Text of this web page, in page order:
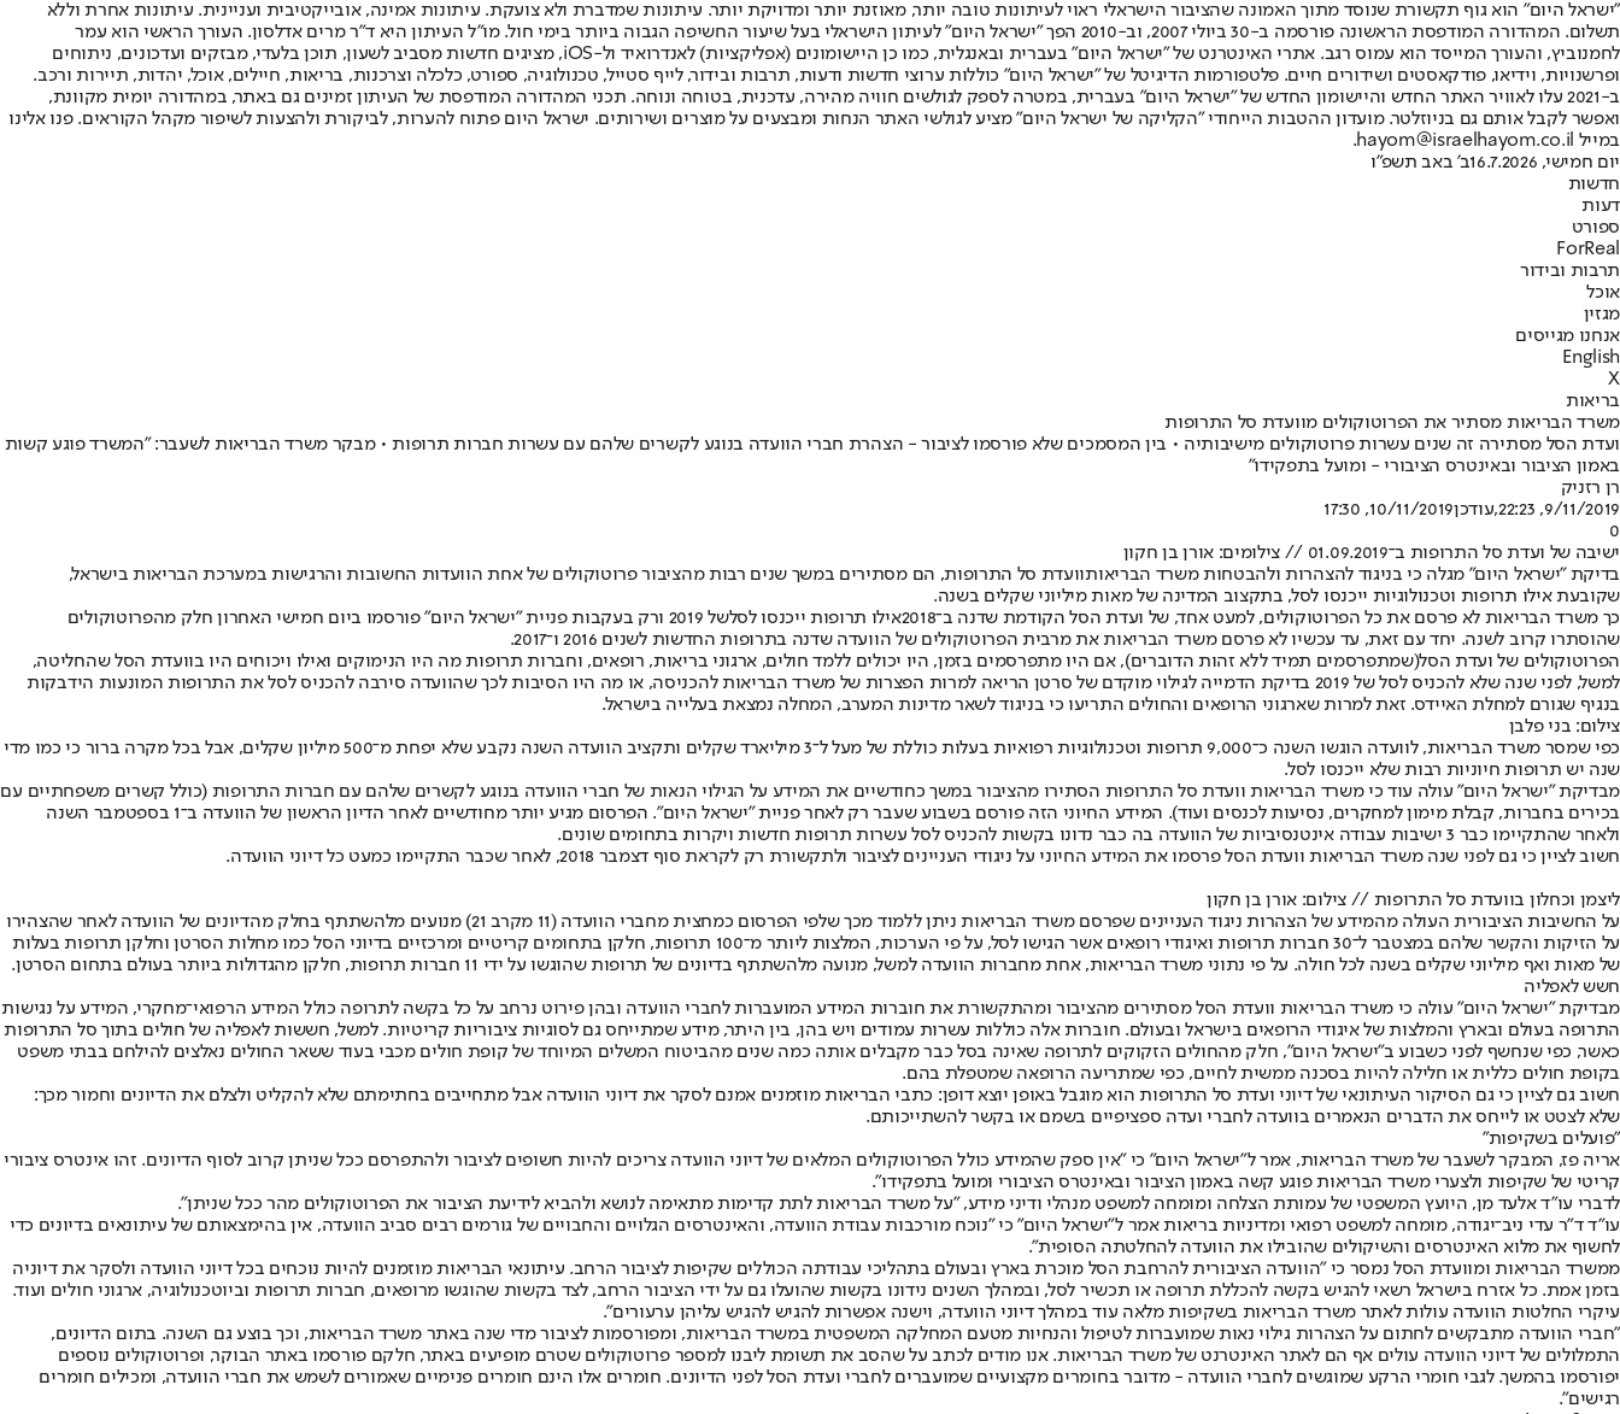
"ישראל היום" הוא גוף תקשורת שנוסד מתוך האמונה שהציבור הישראלי ראוי לעיתונות טובה יותר, מאוזנת יותר ומדויקת יותר. עיתונות שמדברת ולא צועקת. עיתונות אמינה, אובייקטיבית ועניינית. עיתונות אחרת וללא
תשלום. המהדורה המודפסת הראשונה פורסמה ב-30 ביולי 2007, וב-2010 הפך "ישראל היום" לעיתון הישראלי בעל שיעור החשיפה הגבוה ביותר בימי חול. מו"ל העיתון היא ד"ר מרים אדלסון. העורך הראשי הוא עמר
לחמנוביץ, והעורך המייסד הוא עמוס רגב. אתרי האינטרנט של "ישראל היום" בעברית ובאנגלית, כמו כן היישומונים (אפליקציות) לאנדרואיד ול-iOS, מציגים חדשות מסביב לשעון, תוכן בלעדי, מבזקים ועדכונים, ניתוחים
ופרשנויות, וידיאו, פודקאסטים ושידורים חיים. פלטפורמות הדיגיטל של "ישראל היום" כוללות ערוצי חדשות ודעות, תרבות ובידור, לייף סטייל, טכנולוגיה, ספורט, כלכלה וצרכנות, בריאות, חיילים, אוכל, יהדות, תיירות ורכב.
ב-2021 עלו לאוויר האתר החדש והיישומון החדש של "ישראל היום" בעברית, במטרה לספק לגולשים חוויה מהירה, עדכנית, בטוחה ונוחה. תכני המהדורה המודפסת של העיתון זמינים גם באתר, במהדורה יומית מקוונת,
ואפשר לקבל אותם גם בניוזלטר. מועדון ההטבות הייחודי "הקליקה של ישראל היום" מציע לגולשי האתר הנחות ומבצעים על מוצרים ושירותים. ישראל היום פתוח להערות, לביקורת ולהצעות לשיפור מקהל הקוראים. פנו אלינו
במייל hayom@israelhayom.co.il.
יום חמישי, 16.7.2026
ב' באב תשפ"ו
חדשות
דעות
ספורט
ForReal
תרבות ובידור
אוכל
מגזין
אנחנו מגייסים
English
X
בריאות
משרד הבריאות מסתיר את הפרוטוקולים מוועדת סל התרופות
ועדת הסל מסתירה זה שנים עשרות פרוטוקולים מישיבותיה • בין המסמכים שלא פורסמו לציבור - הצהרת חברי הוועדה בנוגע לקשרים שלהם עם עשרות חברות תרופות • מבקר משרד הבריאות לשעבר: "המשרד פוגע קשות
באמון הציבור ובאינטרס הציבורי - ומועל בתפקידו"
רן רזניק
9/11/2019, 22:23
,עודכן10/11/2019, 17:30
0
ישיבה של ועדת סל התרופות ב־01.09.2019 // צילומים: אורן בן חקון
בדיקת "ישראל היום" מגלה כי בניגוד להצהרות ולהבטחות משרד הבריאותוועדת סל התרופות, הם מסתירים במשך שנים רבות מהציבור פרוטוקולים של אחת הוועדות החשובות והרגישות במערכת הבריאות בישראל,
שקובעת אילו תרופות וטכנולוגיות ייכנסו לסל, בתקצוב המדינה של מאות מיליוני שקלים בשנה.
כך משרד הבריאות לא פרסם את כל הפרוטוקולים, למעט אחד, של ועדת הסל הקודמת שדנה ב־2018
אילו תרופות ייכנסו לסל
של 2019 ורק בעקבות פניית "ישראל היום" פורסמו ביום חמישי האחרון חלק מהפרוטוקולים
שהוסתרו קרוב לשנה. יחד עם זאת, עד עכשיו לא פרסם משרד הבריאות את מרבית הפרוטוקולים של הוועדה שדנה בתרופות החדשות לשנים 2016 ו־2017.
הפרוטוקולים של ועדת הסל(שמתפרסמים תמיד ללא זהות הדוברים), אם היו מתפרסמים בזמן, היו יכולים ללמד חולים, ארגוני בריאות, רופאים, וחברות תרופות מה היו הנימוקים ואילו ויכוחים היו בוועדת הסל שהחליטה,
למשל, לפני שנה שלא להכניס לסל של 2019 בדיקת הדמייה לגילוי מוקדם של סרטן הריאה למרות הפצרות של משרד הבריאות להכניסה, או מה היו הסיבות לכך שהוועדה סירבה להכניס לסל את התרופות המונעות הידבקות
בנגיף שגורם למחלת האיידס. זאת למרות שארגוני הרופאים והחולים התריעו כי בניגוד לשאר מדינות המערב, המחלה נמצאת בעלייה בישראל.
צילום: בני פלבן
כפי שמסר משרד הבריאות, לוועדה הוגשו השנה כ־9,000 תרופות וטכנולוגיות רפואיות בעלות כוללת של מעל ל־3 מיליארד שקלים ותקציב הוועדה השנה נקבע שלא יפחת מ־500 מיליון שקלים, אבל בכל מקרה ברור כי כמו מדי
שנה יש תרופות חיוניות רבות שלא ייכנסו לסל.
מבדיקת "ישראל היום" עולה עוד כי משרד הבריאות וועדת סל התרופות הסתירו מהציבור במשך כחודשיים את המידע על הגילוי הנאות של חברי הוועדה בנוגע לקשרים שלהם עם חברות התרופות (כולל קשרים משפחתיים עם
בכירים בחברות, קבלת מימון למחקרים, נסיעות לכנסים ועוד). המידע החיוני הזה פורסם בשבוע שעבר רק לאחר פניית "ישראל היום". הפרסום מגיע יותר מחודשיים לאחר הדיון הראשון של הוועדה ב־1 בספטמבר השנה
ולאחר שהתקיימו כבר 3 ישיבות עבודה אינטנסיביות של הוועדה בה כבר נדונו בקשות להכניס לסל עשרות תרופות חדשות ויקרות בתחומים שונים.
חשוב לציין כי גם לפני שנה משרד הבריאות וועדת הסל פרסמו את המידע החיוני על ניגודי העניינים לציבור ולתקשורת רק לקראת סוף דצמבר 2018, לאחר שכבר התקיימו כמעט כל דיוני הוועדה.
ליצמן וכחלון בוועדת סל התרופות // צילום: אורן בן חקון
על החשיבות הציבורית העולה מהמידע של הצהרות ניגוד העניינים שפרסם משרד הבריאות ניתן ללמוד מכך שלפי הפרסום כמחצית מחברי הוועדה (11 מקרב 21) מנועים מלהשתתף בחלק מהדיונים של הוועדה לאחר שהצהירו
על הזיקות והקשר שלהם במצטבר ל־30 חברות תרופות ואיגודי רופאים אשר הגישו לסל, על פי הערכות, המלצות ליותר מ־100 תרופות, חלקן בתחומים קריטיים ומרכזיים בדיוני הסל כמו מחלות הסרטן וחלקן תרופות בעלות
של מאות ואף מיליוני שקלים בשנה לכל חולה. על פי נתוני משרד הבריאות, אחת מחברות הוועדה למשל, מנועה מלהשתתף בדיונים של תרופות שהוגשו על ידי 11 חברות תרופות, חלקן מהגדולות ביותר בעולם בתחום הסרטן.
חשש לאפליה
מבדיקת "ישראל היום" עולה כי משרד הבריאות וועדת הסל מסתירים מהציבור ומהתקשורת את חוברות המידע המועברות לחברי הוועדה ובהן פירוט נרחב על כל בקשה לתרופה כולל המידע הרפואי־מחקרי, המידע על נגישות
התרופה בעולם ובארץ והמלצות של איגודי הרופאים בישראל ובעולם. חוברות אלה כוללות עשרות עמודים ויש בהן, בין היתר, מידע שמתייחס גם לסוגיות ציבוריות קריטיות. למשל, חששות לאפליה של חולים בתוך סל התרופות
כאשר, כפי שנחשף לפני כשבוע ב"ישראל היום", חלק מהחולים הזקוקים לתרופה שאינה בסל כבר מקבלים אותה כמה שנים מהביטוח המשלים המיוחד של קופת חולים מכבי בעוד ששאר החולים נאלצים להילחם בבתי משפט
בקופת חולים כללית או חלילה להיות בסכנה ממשית לחיים, כפי שמתריעה הרופאה שמטפלת בהם.
חשוב גם לציין כי גם הסיקור העיתונאי של דיוני ועדת סל התרופות הוא מוגבל באופן יוצא דופן: כתבי הבריאות מוזמנים אמנם לסקר את דיוני הוועדה אבל מתחייבים בחתימתם שלא להקליט ולצלם את הדיונים וחמור מכך:
שלא לצטט או לייחס את הדברים הנאמרים בוועדה לחברי ועדה ספציפיים בשמם או בקשר להשתייכותם.
"פועלים בשקיפות"
אריה פז, המבקר לשעבר של משרד הבריאות, אמר ל"ישראל היום" כי "אין ספק שהמידע כולל הפרוטוקולים המלאים של דיוני הוועדה צריכים להיות חשופים לציבור ולהתפרסם ככל שניתן קרוב לסוף הדיונים. זהו אינטרס ציבורי
קריטי של שקיפות ולצערי משרד הבריאות פוגע קשה באמון הציבור ובאינטרס הציבורי ומועל בתפקידו".
לדברי עו"ד אלעד מן, היועץ המשפטי של עמותת הצלחה ומומחה למשפט מנהלי ודיני מידע, "על משרד הבריאות לתת קדימות מתאימה לנושא ולהביא לידיעת הציבור את הפרוטוקולים מהר ככל שניתן".
עו"ד ד"ר עדי ניב־יגודה, מומחה למשפט רפואי ומדיניות בריאות אמר ל"ישראל היום" כי "נוכח מורכבות עבודת הוועדה, והאינטרסים הגלויים והחבויים של גורמים רבים סביב הוועדה, אין בהימצאותם של עיתונאים בדיונים כדי
לחשוף את מלוא האינטרסים והשיקולים שהובילו את הוועדה להחלטתה הסופית".
ממשרד הבריאות ומוועדת הסל נמסר כי "הוועדה הציבורית להרחבת הסל מוכרת בארץ ובעולם בתהליכי עבודתה הכוללים שקיפות לציבור הרחב. עיתונאי הבריאות מוזמנים להיות נוכחים בכל דיוני הוועדה ולסקר את דיוניה
בזמן אמת. כל אזרח בישראל רשאי להגיש בקשה להכללת תרופה או תכשיר לסל, ובמהלך השנים נידונו בקשות שהועלו גם על ידי הציבור הרחב, לצד בקשות שהוגשו מרופאים, חברות תרופות וביוטכנולוגיה, ארגוני חולים ועוד.
עיקרי החלטות הוועדה עולות לאתר משרד הבריאות בשקיפות מלאה עוד במהלך דיוני הוועדה, וישנה אפשרות להגיש להגיש עליהן ערעורים".
"חברי הוועדה מתבקשים לחתום על הצהרות גילוי נאות שמועברות לטיפול והנחיות מטעם המחלקה המשפטית במשרד הבריאות, ומפורסמות לציבור מדי שנה באתר משרד הבריאות, וכך בוצע גם השנה. בתום הדיונים,
התמלולים של דיוני הוועדה עולים אף הם לאתר האינטרנט של משרד הבריאות. אנו מודים לכתב על שהסב את תשומת ליבנו למספר פרוטוקולים שטרם מופיעים באתר, חלקם פורסמו באתר הבוקר, ופרוטוקולים נוספים
יפורסמו בהמשך. לגבי חומרי הרקע שמוגשים לחברי הוועדה - מדובר בחומרים מקצועיים שמועברים לחברי ועדת הסל לפני הדיונים. חומרים אלו הינם חומרים פנימיים שאמורים לשמש את חברי הוועדה, ומכילים חומרים
רגישים".